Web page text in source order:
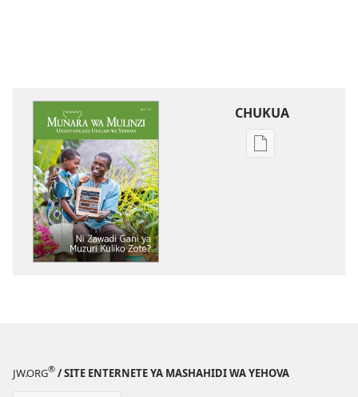
CHUKUA
Njia
JW.ORG® / SITE ENTERNETE YA MASHAHIDI WA YEHOVA